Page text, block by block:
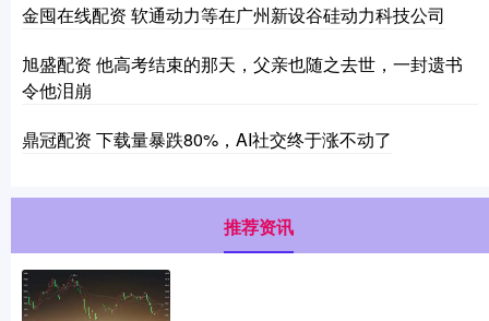
金囤在线配资 软通动力等在广州新设谷硅动力科技公司
旭盛配资 他高考结束的那天，父亲也随之去世，一封遗书
令他泪崩
鼎冠配资 下载量暴跌80%，AI社交终于涨不动了
推荐资讯